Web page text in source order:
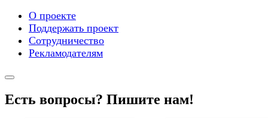
О проекте
Поддержать проект
Сотрудничество
Рекламодателям
Есть вопросы? Пишите нам!